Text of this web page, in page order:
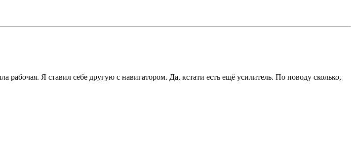
Я ставил себе другую с навигатором. Да, кстати есть ещё усилитель. По поводу сколько,